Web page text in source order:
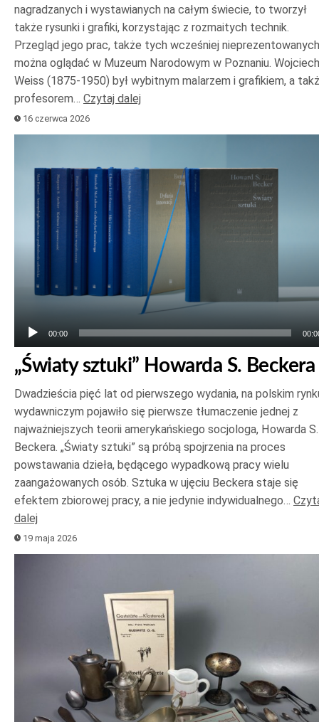
nagradzanych i wystawianych na całym świecie, to tworzył
także rysunki i grafiki, korzystając z rozmaitych technik.
Przegląd jego prac, także tych wcześniej
można oglądać w Muzeum Narodowym w Poznaniu. Wojciech
Weiss (1875-1950) był wybitnym malarzem i grafikiem, a
profesorem… Czytaj dalej
16 czerwca 2026
dźwiękowych
00:00
„Światy sztuki” Howarda S. Beckera
Dwadzieścia pięć lat od pierwszego wydania, na polskim
wydawniczym pojawiło się pierwsze tłumaczenie jednej z
najważniejszych teorii amerykańskiego socjologa, Howarda S.
Beckera. „Światy sztuki” są próbą spojrzenia na proces
powstawania dzieła, będącego wypadkową pracy wielu
zaangażowanych osób. Sztuka w ujęciu Beckera staje się
efektem zbiorowej pracy, a nie jedynie indywidualnego…
dalej
19 maja 2026